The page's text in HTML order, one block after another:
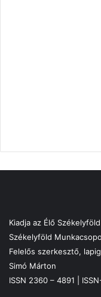
Kiadja az Élő
Székelyföld
Felelős szerkesztő,
Simó Márton
ISSN 2360 – 4891 |